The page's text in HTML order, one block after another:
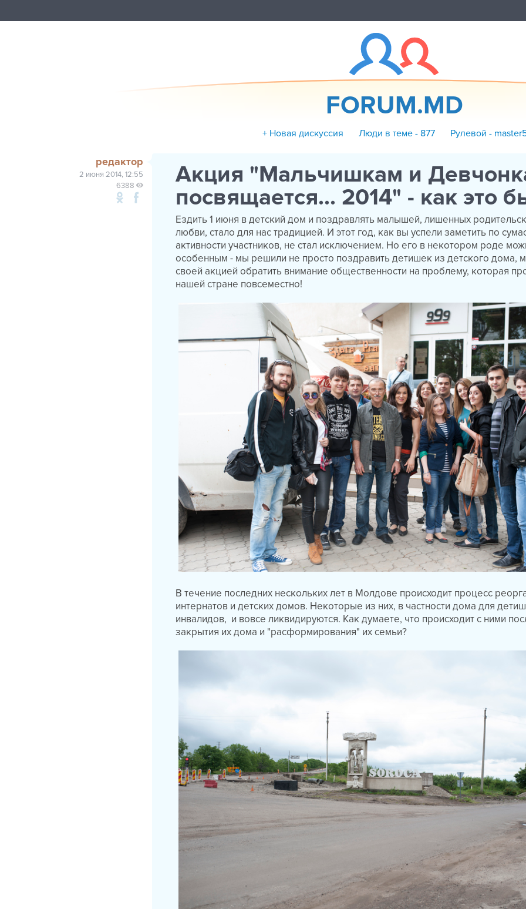
FORUM.MD
+ Новая дискуссия Люди в теме - 877 Рулевой -
редактор
2 июня 2014, 12:55
6388
Акция "Мальчишкам и
посвящается... 2014" - как это
Ездить 1 июня в детский дом и поздравлять малышей, лишенных
любви, стало для нас традицией. И этот год, как вы успели заметить по
активности участников, не стал исключением. Но его в некотором роде
особенным - мы решили не просто поздравить детишек из детского дома,
своей акцией обратить внимание общественности на проблему, которая
нашей стране повсеместно!
В течение последних нескольких лет в Молдове происходит процесс
интернатов и детских домов. Некоторые из них, в частности дома для
инвалидов, и вовсе ликвидируются. Как думаете, что происходит с ними
закрытия их дома и "расформирования" их семьи?